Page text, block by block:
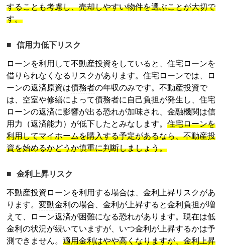
することも考慮し、売却しやすい物件を選ぶことが大切で
す。
信用力低下リスク
ローンを利用して不動産投資をしていると、住宅ローンを
借りられなくなるリスクがあります。住宅ローンでは、ロ
ーンの返済原資は債務者の年収のみです。不動産投資で
は、空室や修繕によって債務者に自己負担が発生し、住宅
ローンの返済に影響が出る恐れが加味され、金融機関は信
用力（返済能力）が低下したとみなします。住宅ローンを
利用してマイホームを購入する予定があるなら、不動産投
資を始めるかどうか慎重に判断しましょう。
金利上昇リスク
不動産投資 ローンを利用する場合は、金利上昇リスクがあ
ります。変動金利の場合、金利が上昇すると金利負担が増
えて、ローン返済が困難になる恐れがあります。現在は低
金利の状況が続いていますが、いつ金利が上昇するかは予
測できません。適用金利はやや高くなりますが、金利上昇